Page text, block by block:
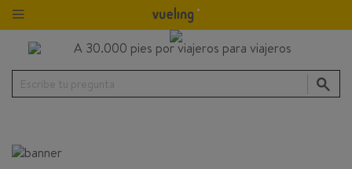
Escribe tu pregunta